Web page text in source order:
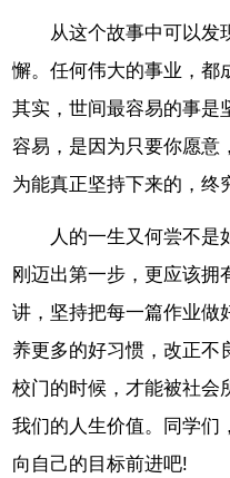
从这个故事中可以发
懈。任何伟大的事业，都
其实，世间最容易的事是
容易，是因为只要你愿意
为能真正坚持下来的，终
人的一生又何尝不是
刚迈出第一步，更应该拥
讲，坚持把每一篇作业做
养更多的好习惯，改正不
校门的时候，才能被社会
我们的人生价值。同学们
向自己的目标前进吧!